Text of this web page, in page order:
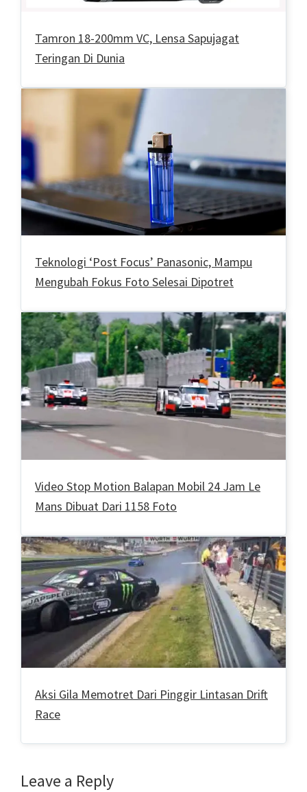
Tamron 18-200mm VC, Lensa Sapujagat
Teringan Di Dunia
Teknologi ‘Post Focus’ Panasonic, Mampu
Mengubah Fokus Foto Selesai Dipotret
Video Stop Motion Balapan Mobil 24 Jam Le
Mans Dibuat Dari 1158 Foto
Aksi Gila Memotret Dari Pinggir Lintasan Drift
Race
Reader
Leave a Reply